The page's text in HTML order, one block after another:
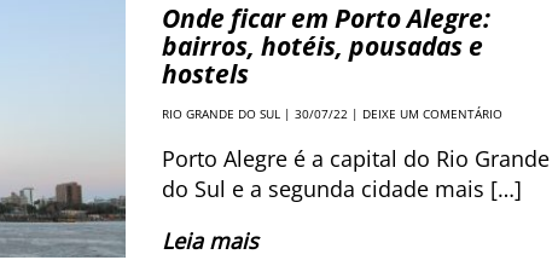
Onde ficar em Porto Alegre:
bairros, hotéis, pousadas e
hostels
RIO GRANDE DO SUL | 30/07/22 | DEIXE UM COMENTÁRIO
Porto Alegre é a capital do Rio Grande
do Sul e a segunda cidade mais […]
Leia mais